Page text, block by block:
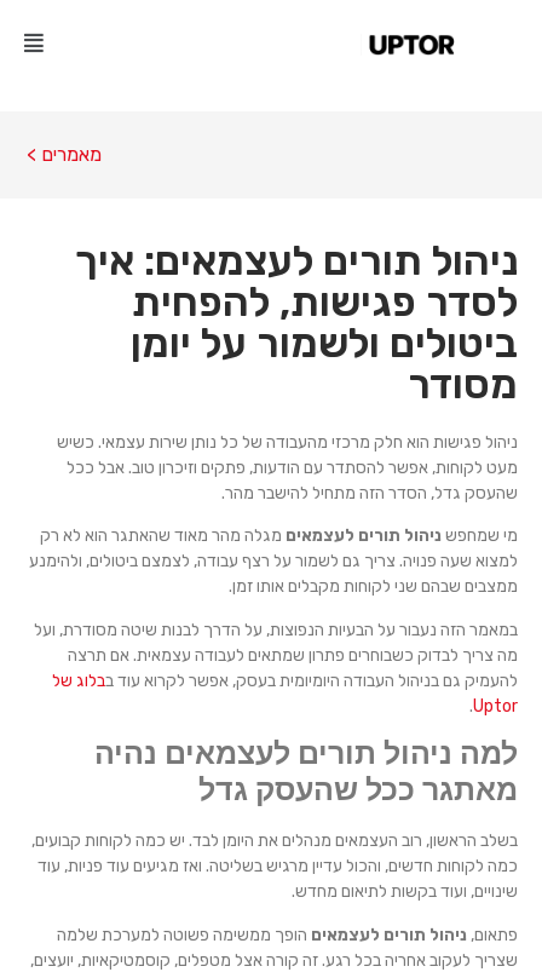
מאמרים >
ניהול תורים לעצמאים: איך
לסדר פגישות, להפחית
ביטולים ולשמור על יומן
מסודר
ניהול פגישות הוא חלק מרכזי מהעבודה של כל נותן שירות עצמאי. כשיש
מעט לקוחות, אפשר להסתדר עם הודעות, פתקים וזיכרון טוב. אבל ככל
שהעסק גדל, הסדר הזה מתחיל להישבר מהר.
מי שמחפש ניהול תורים לעצמאים מגלה מהר מאוד שהאתגר הוא לא רק
למצוא שעה פנויה. צריך גם לשמור על רצף עבודה, לצמצם ביטולים, ולהימנע
ממצבים שבהם שני לקוחות מקבלים אותו זמן.
במאמר הזה נעבור על הבעיות הנפוצות, על הדרך לבנות שיטה מסודרת, ועל
מה צריך לבדוק כשבוחרים פתרון שמתאים לעבודה עצמאית. אם תרצה
להעמיק גם בניהול העבודה היומיומית בעסק, אפשר לקרוא עוד בבלוג של
Uptor
.
למה ניהול תורים לעצמאים נהיה
מאתגר ככל שהעסק גדל
בשלב הראשון, רוב העצמאים מנהלים את היומן לבד. יש כמה לקוחות קבועים,
כמה לקוחות חדשים, והכול עדיין מרגיש בשליטה. ואז מגיעים עוד פניות, עוד
שינויים, ועוד בקשות לתיאום מחדש.
פתאום, ניהול תורים לעצמאים הופך ממשימה פשוטה למערכת שלמה
שצריך לעקוב אחריה בכל רגע. זה קורה אצל מטפלים, קוסמטיקאיות, יועצים,